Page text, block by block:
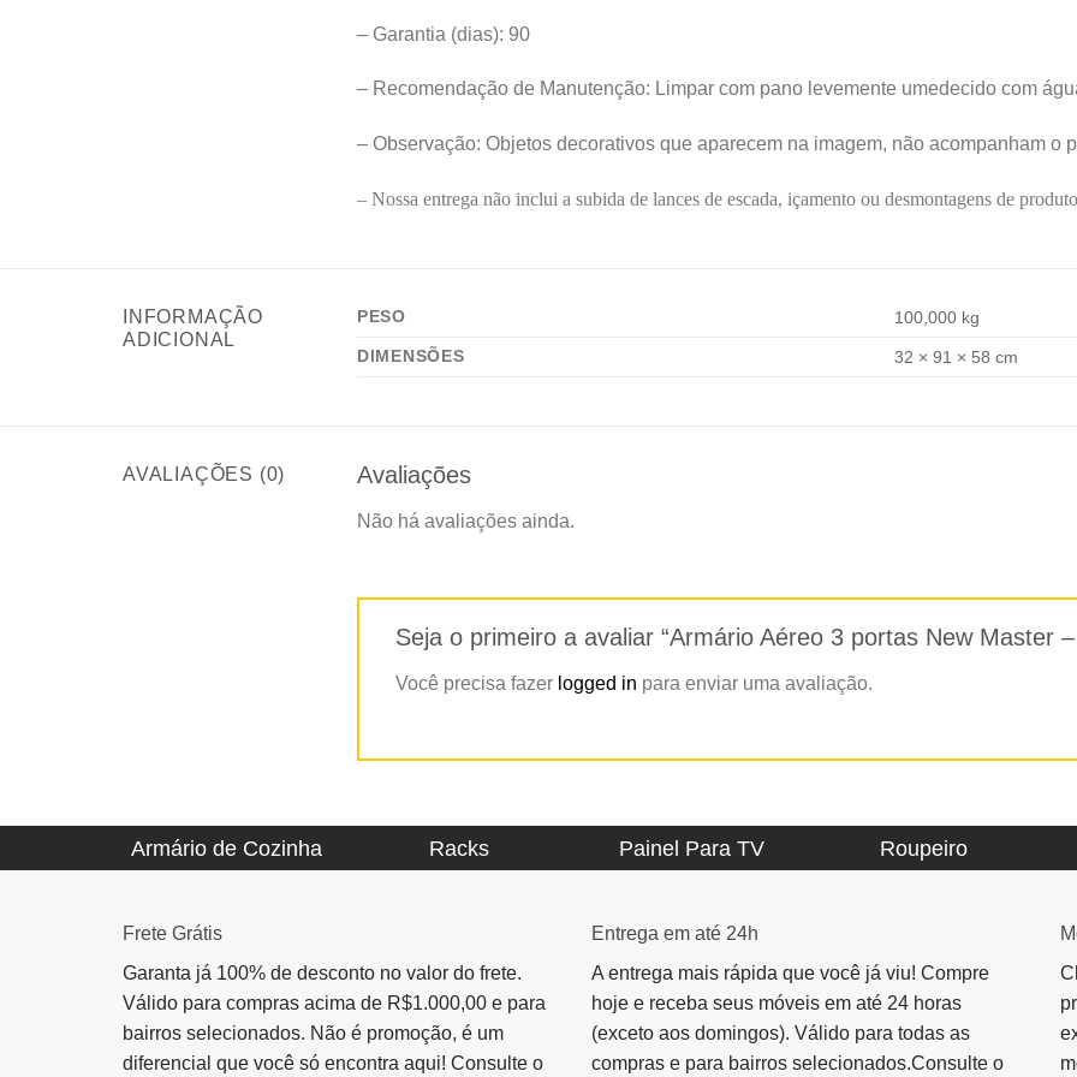
– Garantia (dias): 90
– Recomendação de Manutenção: Limpar com pano levemente umedecido com
– Observação: Objetos decorativos que aparecem na imagem, não acompanham o
– Nossa entrega não inclui a subida de lances de escada, içamento ou desmontagens de
INFORMAÇÃO
ADICIONAL
PESO
100,000 kg
DIMENSÕES
32 × 91 × 58 cm
AVALIAÇÕES (0) Avaliações
Não há avaliações ainda.
Seja o primeiro a avaliar “Armário Aéreo 3 portas New Master
Você precisa fazer logged in para enviar uma avaliação.
Armário de Cozinha Racks Painel Para TV Roupeiro
Frete Grátis
Garanta já 100% de desconto no valor do frete.
Válido para compras acima de R$1.000,00 e para
bairros selecionados. Não é promoção, é um
diferencial que você só encontra aqui! Consulte o
Entrega em até 24h
A entrega mais rápida que você já viu! Compre
hoje e receba seus móveis em até 24 horas
(exceto aos domingos). Válido para todas as
compras e para bairros selecionados.Consulte o